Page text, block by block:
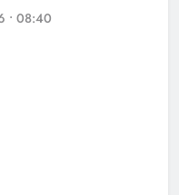
• 08:40